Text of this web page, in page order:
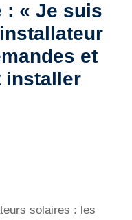
: « Je suis
et
installer
solaires : les